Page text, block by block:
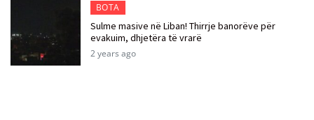
BOTA
Sulme masive në Liban! Thirrje banorëve për
evakuim, dhjetëra të vrarë
2 years ago